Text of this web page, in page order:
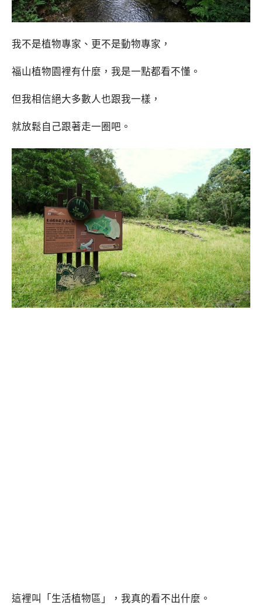
我不是植物專家、更不是動物專家，
福山植物園裡有什麼，我是一點都看不懂。
但我相信絕大多數人也跟我一樣，
就放鬆自己跟著走一圈吧。
這裡叫「生活植物區」，我真的看不出什麼。